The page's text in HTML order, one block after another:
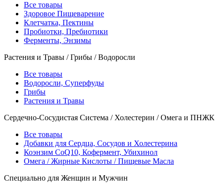
Все товары
Здоровое Пищеварение
Клетчатка, Пектины
Пробиотки, Пребиотики
Ферменты, Энзимы
Растения и Травы / Грибы / Водоросли
Все товары
Водоросли, Суперфуды
Грибы
Растения и Травы
Сердечно-Сосудистая Система / Холестерин / Омега и ПНЖК
Все товары
Добавки для Сердца, Сосудов и Холестерина
Коэнзим CoQ10, Кофермент, Убихинол
Омега / Жирные Кислоты / Пищевые Масла
Специально для Женщин и Мужчин